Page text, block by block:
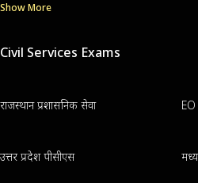
Show More
Civil Services Exams
राजस्थान प्रशासनिक सेवा
उत्तर प्रदेश पीसीएस